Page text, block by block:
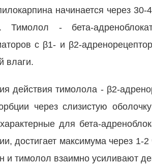
начинается через
- бета-
с β1- и β2-
влаги.
действия тимолола - β2-
через слизистую
для бета-
достигает максимума через
и тимолол взаимно усиливают